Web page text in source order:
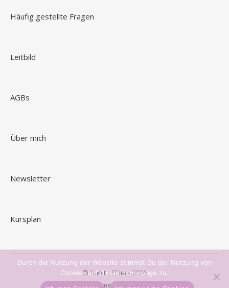
Häufig gestellte Fragen
Leitbild
AGBs
Über mich
Newsletter
Kursplan
© Sunita Ehlers 2026
Ashe Theme von
WP Royal
Durch die Nutzung der Website stimmst Du der Nutzung von
Cookies auf dieser Homepage zu.